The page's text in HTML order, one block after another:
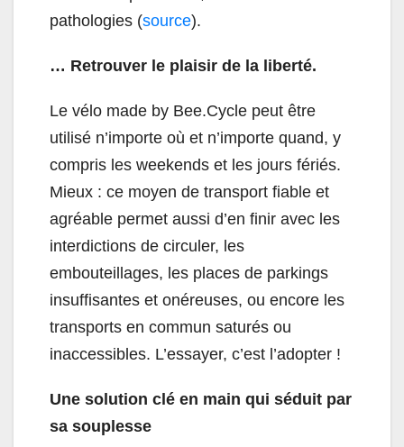
pathologies (source).
… Retrouver le plaisir de la liberté.
Le vélo made by Bee.Cycle peut être
utilisé n’importe où et n’importe quand, y
compris les weekends et les jours fériés.
Mieux : ce moyen de transport fiable et
agréable permet aussi d’en finir avec les
interdictions de circuler, les
embouteillages, les places de parkings
insuffisantes et onéreuses, ou encore les
transports en commun saturés ou
inaccessibles. L’essayer, c’est l’adopter !
Une solution clé en main qui séduit par
sa souplesse